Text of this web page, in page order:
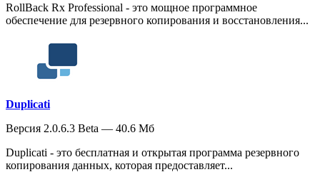
RollBack Rx Professional - это мощное программное
обеспечение для резервного копирования и восстановления...
Duplicati
Версия 2.0.6.3 Beta — 40.6 Мб
Duplicati - это бесплатная и открытая программа резервного
копирования данных, которая предоставляет...